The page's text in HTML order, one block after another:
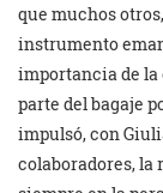
que muchos
instrumento
importancia de la
parte del bagaje
impulsó, con
colaboradores, la